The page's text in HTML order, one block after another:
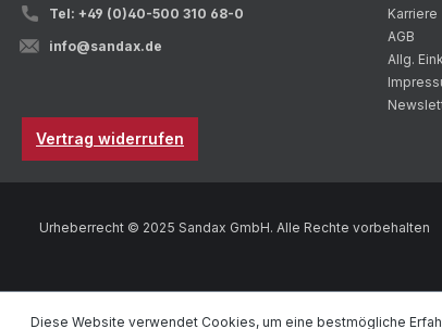
Tel: +49 (0)40-500 310 68-0
info@sandax.de
Vertrag widerrufen
Karriere
AGB
Allg.
Urheberrecht © 2025 Sandax GmbH. Alle Rechte vorbehalten
Diese Website verwendet Cookies, um eine bestmögliche